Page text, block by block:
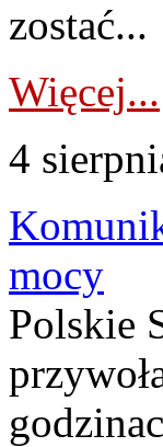
zostać...
Więcej...
4
mocy
Polskie